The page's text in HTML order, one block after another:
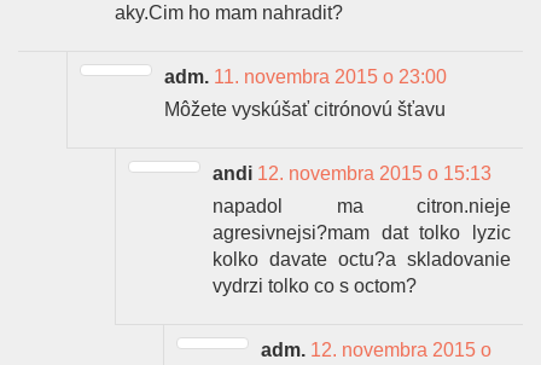
aky.Cim ho mam nahradit?
adm. 11. novembra 2015 o 23:00
Môžete vyskúšať citrónovú šťavu
andi 12. novembra 2015 o 15:13
napadol ma citron.nieje
agresivnejsi?mam dat tolko lyzic
kolko davate octu?a skladovanie
vydrzi tolko co s octom?
adm. 12. novembra 2015 o